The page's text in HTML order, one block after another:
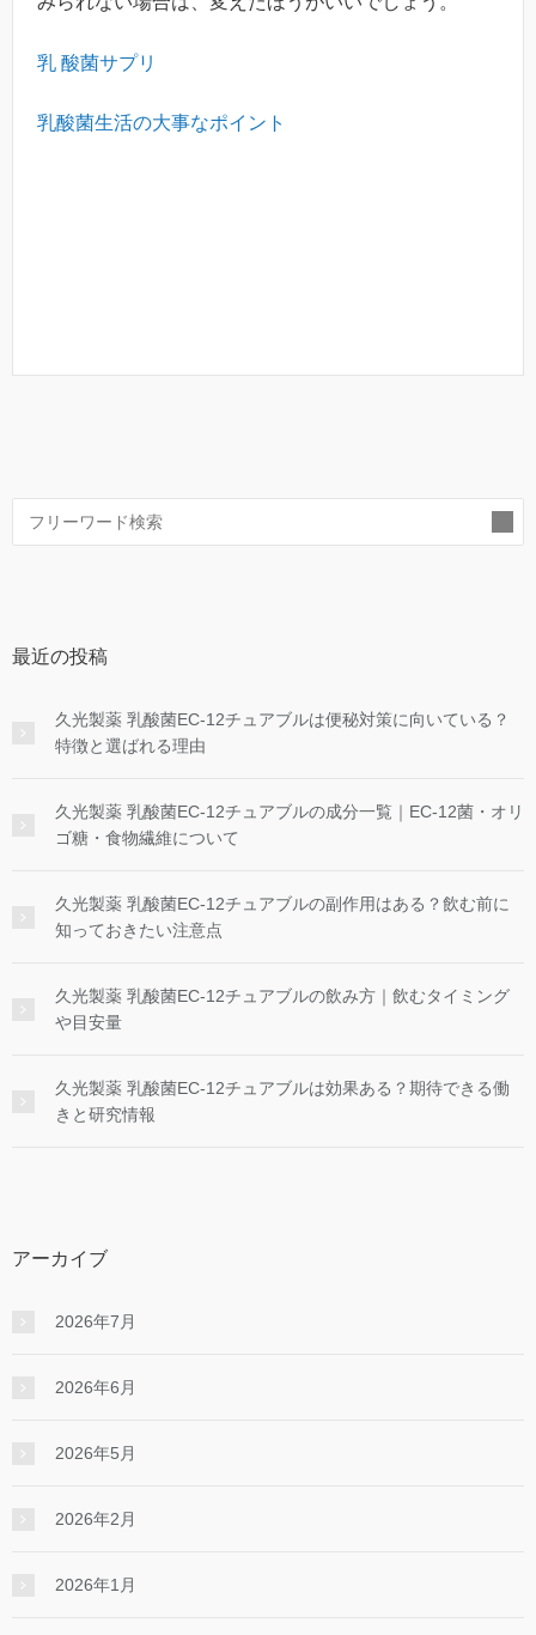
乳 酸菌サプリ
乳酸菌生活の大事なポイント
最近の投稿
久光製薬 乳酸菌EC-12チュアブルは便秘対策に向いている？
特徴と選ばれる理由
久光製薬 乳酸菌EC-12チュアブルの成分一覧｜EC-12菌・オリ
ゴ糖・食物繊維について
久光製薬 乳酸菌EC-12チュアブルの副作用はある？飲む前に
知っておきたい注意点
久光製薬 乳酸菌EC-12チュアブルの飲み方｜飲むタイミング
や目安量
久光製薬 乳酸菌EC-12チュアブルは効果ある？期待できる働
きと研究情報
アーカイブ
2026年7月
2026年6月
2026年5月
2026年2月
2026年1月